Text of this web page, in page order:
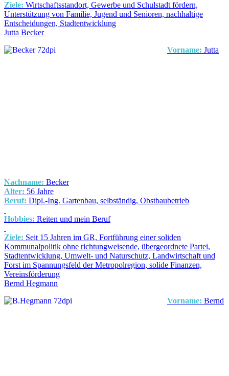
Ziele: Wirtschaftsstandort, Gewerbe und Schulstadt fördern,
Unterstützung von Familie, Jugend und Senioren, nachhaltige
Entscheidungen, Stadtentwicklung
Jutta Becker
Vorname: Jutta
Nachname: Becker
Alter: 56 Jahre
Beruf: Dipl.-Ing. Gartenbau, selbständig, Obstbaubetrieb
Hobbies: Reiten und mein Beruf
Ziele: Seit 15 Jahren im GR, Fortführung einer soliden
Kommunalpolitik ohne richtungweisende, übergeordnete Partei,
Stadtentwicklung, Umwelt- und Naturschutz, Landwirtschaft und
Forst im Spannungsfeld der Metropolregion, solide Finanzen,
Vereinsförderung
Bernd Hegmann
Vorname: Bernd